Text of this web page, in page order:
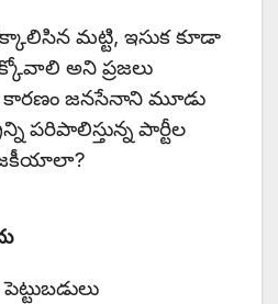
మట్టి, ఇసుక కూడా
అని ప్రజలు
కారణం జనసేనాని మూడు
పరిపాలిస్తున్న పార్టీల